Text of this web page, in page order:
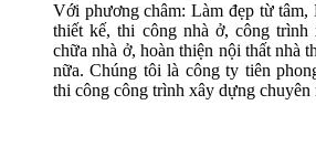
Với phương châm: Làm đẹp từ tâm,
thiết kế, thi công nhà ở, công
chữa nhà ở, hoàn thiện nội thất nhà
nữa. Chúng tôi là công ty tiên
thi công công trình xây dựng